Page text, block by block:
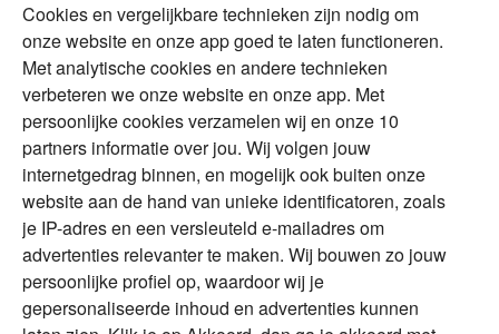
Duurzaam
Vermogensplanning
Tweede huis in
buitenland
DGA
Erfenis
Over Financial Focus
Specialisten
Financial Focus
magazine
The Exit Years
Contact
Alles voor en over vermogenden.
Cookies en vergelijkbare technieken zijn nodig om
onze website en onze app goed te laten functioneren.
Met analytische cookies en andere technieken
verbeteren we onze website en onze app. Met
persoonlijke cookies verzamelen wij en onze 10
partners informatie over jou. Wij volgen jouw
internetgedrag binnen, en mogelijk ook buiten onze
website aan de hand van unieke identificatoren, zoals
je IP-adres en een versleuteld e-mailadres om
advertenties relevanter te maken. Wij bouwen zo jouw
persoonlijke profiel op, waardoor wij je
gepersonaliseerde inhoud en advertenties kunnen